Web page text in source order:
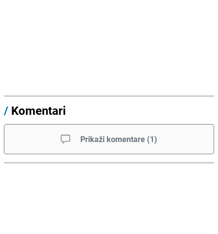
/ Komentari
Prikaži komentare (1)